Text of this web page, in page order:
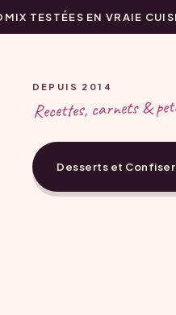
TESTÉES EN VRAIE
DEPUIS 2014
Recettes, carnets &
Desserts et